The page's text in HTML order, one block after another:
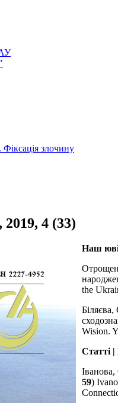
злочину
2019, 4 (33)
Наш
the
Wision.
Статті |
59)